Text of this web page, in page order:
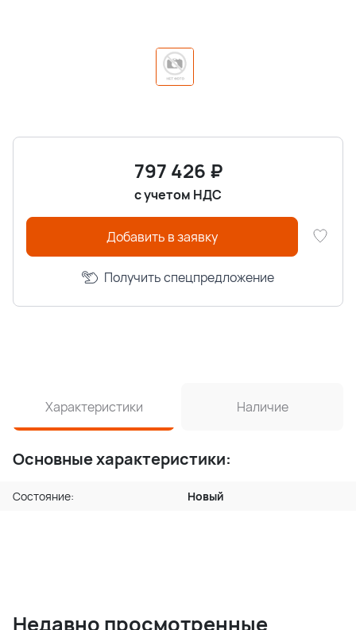
797 426 ₽
с учетом НДС
Добавить в заявку
Получить спецпредложение
Характеристики Наличие
Основные характеристики:
Состояние: Новый
Недавно просмотренные